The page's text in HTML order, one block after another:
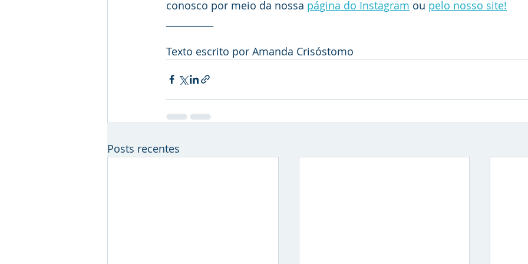
conosco por meio da nossa página do Instagram ou pelo nosso site!
Texto escrito por Amanda Crisóstomo
Posts recentes